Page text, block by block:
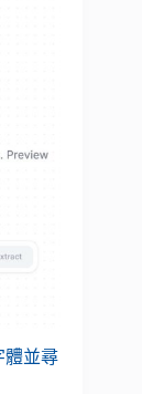
體並尋